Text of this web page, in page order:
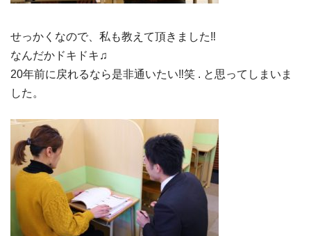
せっかくなので、私も教えて頂きました‼︎
なんだかドキドキ♫
20年前に戻れるなら是非通いたい‼︎笑 . と思ってしまいま
した。